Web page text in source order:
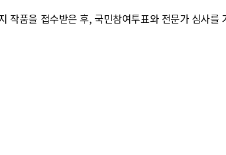
작품을 접수받은 후, 국민참여투표와 전문가 심사를